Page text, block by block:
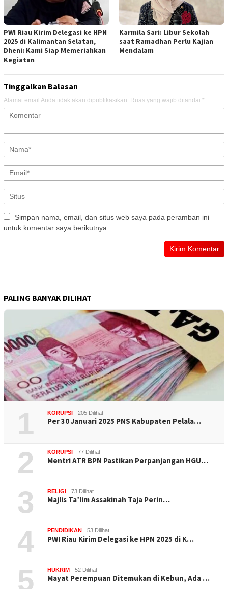
PWI Riau Kirim Delegasi ke HPN
2025 di Kalimantan Selatan,
Dheni: Kami Siap Memeriahkan
Kegiatan
Karmila Sari: Libur Sekolah
saat Ramadhan Perlu Kajian
Mendalam
Tinggalkan Balasan
Alamat email Anda tidak akan dipublikasikan. Ruas yang wajib ditandai *
Simpan nama, email, dan situs web saya pada peramban ini
untuk komentar saya berikutnya.
PALING BANYAK DILIHAT
1 KORUPSI 205 Dilihat
Per 30 Januari 2025 PNS Kabupaten Pelala…
2 KORUPSI 77 Dilihat
Mentri ATR BPN Pastikan Perpanjangan HGU…
3 RELIGI 73 Dilihat
Majlis Ta’lim Assakinah Taja Perin…
4 PENDIDIKAN 53 Dilihat
PWI Riau Kirim Delegasi ke HPN 2025 di K…
5 HUKRIM 52 Dilihat
Mayat Perempuan Ditemukan di Kebun, Ada …